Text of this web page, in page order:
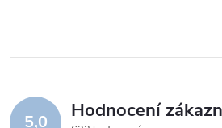
5,0 Hodnocení